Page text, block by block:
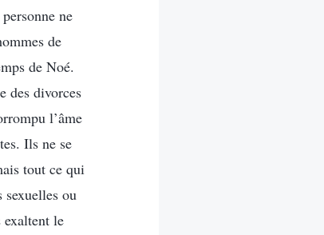
ne
de
de Noé.
des divorces
l’âme
Ils ne se
tout ce qui
sexuelles ou
exaltent le